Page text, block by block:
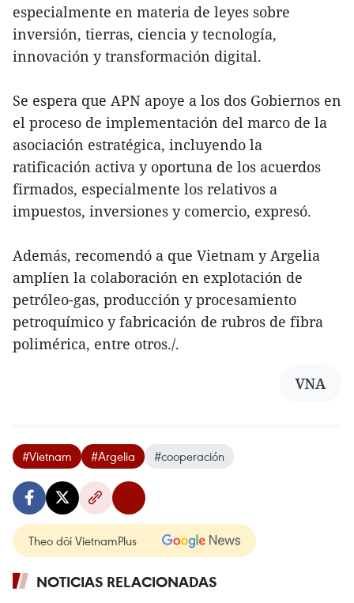
especialmente en materia de leyes sobre
inversión, tierras, ciencia y tecnología,
innovación y transformación digital.
Se espera que APN apoye a los dos Gobiernos en
el proceso de implementación del marco de la
asociación estratégica, incluyendo la
ratificación activa y oportuna de los acuerdos
firmados, especialmente los relativos a
impuestos, inversiones y comercio, expresó.
Además, recomendó a que Vietnam y Argelia
amplíen la colaboración en explotación de
petróleo-gas, producción y procesamiento
petroquímico y fabricación de rubros de fibra
polimérica, entre otros./.
VNA
#Vietnam #Argelia #cooperación
Theo dõi VietnamPlus
NOTICIAS RELACIONADAS